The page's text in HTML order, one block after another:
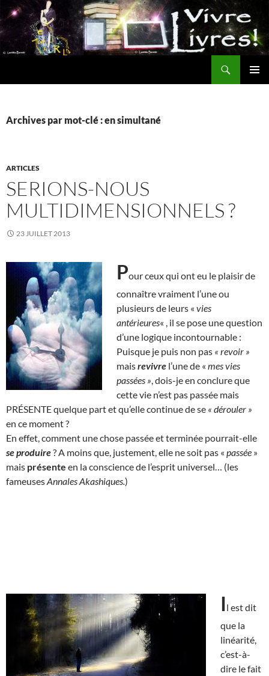
Aller
au
contenu
Archives par mot-clé : en simultané
ARTICLES
SERIONS-NOUS
MULTIDIMENSIONNELS ?
23 JUILLET 2013
Pour ceux qui ont eu le plaisir de
connaître vraiment l’une ou
plusieurs de leurs « vies
antérieures« , il se pose une question
d’une logique incontournable :
Puisque je puis non pas « revoir »
maisrevivre l’une de « mes vies
passées » , dois-je en conclure que
cette vie n’est pas passée mais
PRÉSENTE quelque part et qu’elle continue de se « dérouler »
en ce moment ?
En effet, comment une chose passée et terminée pourrait-elle
se produire? A moins que, justement, elle ne soit pas « passée »
mais présente en la conscience de l’esprit universel… (les
fameusesAnnales Akashiques.)
Il est dit
que la
linéarité,
c’est-à-
dire le fait